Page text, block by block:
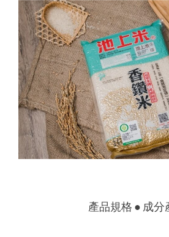
產品規格 ● 成分